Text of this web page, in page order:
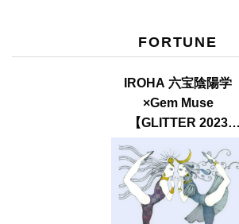
FORTUNE
IROHA 六宝陰陽学
×Gem Muse
【GLITTER 2023
SUMMER issue】